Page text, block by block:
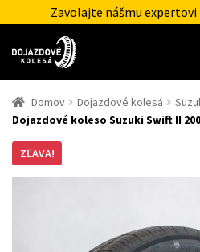
Zavolajte nášmu expertovi
Domov Dojazdové kolesá
Dojazdové koleso Suzuki Swift II
ZĽAVA!